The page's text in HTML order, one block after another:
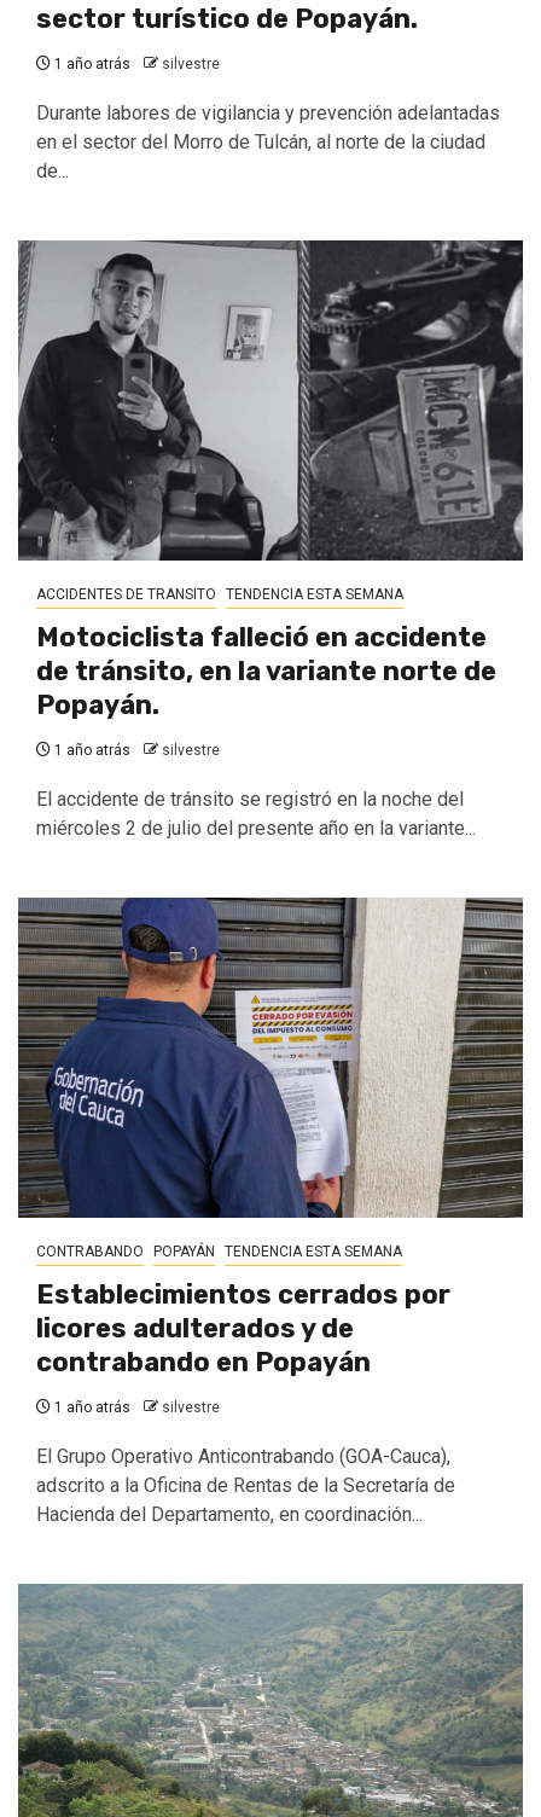
sector turístico de Popayán.
1 año atrás silvestre
Durante labores de vigilancia y prevención adelantadas
en el sector del Morro de Tulcán, al norte de la ciudad
de...
ACCIDENTES DE TRANSITO TENDENCIA ESTA SEMANA
Motociclista falleció en accidente
de tránsito, en la variante norte de
Popayán.
1 año atrás silvestre
El accidente de tránsito se registró en la noche del
miércoles 2 de julio del presente año en la variante...
CONTRABANDO POPAYÁN TENDENCIA ESTA SEMANA
Establecimientos cerrados por
licores adulterados y de
contrabando en Popayán
1 año atrás silvestre
El Grupo Operativo Anticontrabando (GOA-Cauca),
adscrito a la Oficina de Rentas de la Secretaría de
Hacienda del Departamento, en coordinación...